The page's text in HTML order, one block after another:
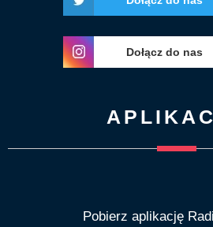
Dołącz do nas
Pobierz aplikację